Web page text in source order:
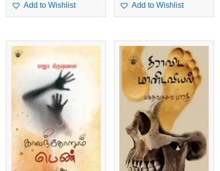
Add to Wishlist Add to Wishlist